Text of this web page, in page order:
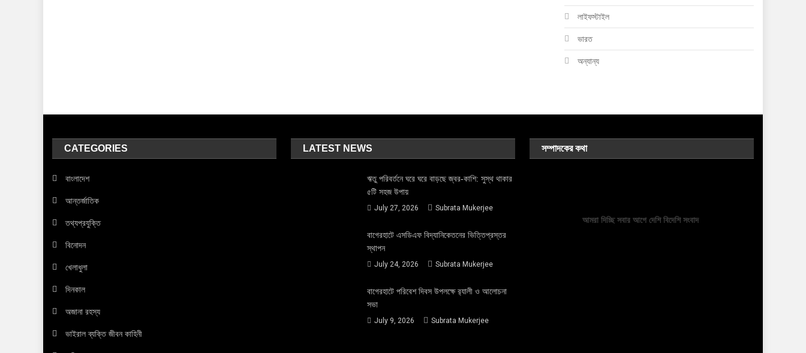
লাইফস্টাইল
ভারত
অন্যান্য
CATEGORIES
বাংলাদেশ
আন্তর্জাতিক
তথ্যপ্রযুক্তি
বিনোদন
খেলাধুলা
দিনকাল
অজানা রহস্য
ভাইরাল ব্যক্তি জীবন কাহিনী
LATEST NEWS
ঋতু পরিবর্তনে ঘরে ঘরে বাড়ছে জ্বর-কাশি: সুস্থ থাকার
৫টি সহজ উপায়
July 27, 2026 Subrata Mukerjee
বাগেরহাটে এসডিএফ বিদ্যানিকেতনের ভিত্তিপ্রস্তর
স্থাপন
July 24, 2026 Subrata Mukerjee
বাগেরহাটে পরিবেশ দিবস উপলক্ষে র‌্যালী ও আলোচনা
সভা
July 9, 2026 Subrata Mukerjee
সম্পাদকের কথা
আমরা দিচ্ছি সবার আগে দেশি বিদেশি সংবাদ